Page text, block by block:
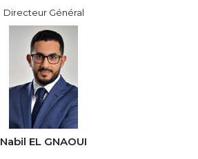
Directeur Général
Nabil EL GNAOUI